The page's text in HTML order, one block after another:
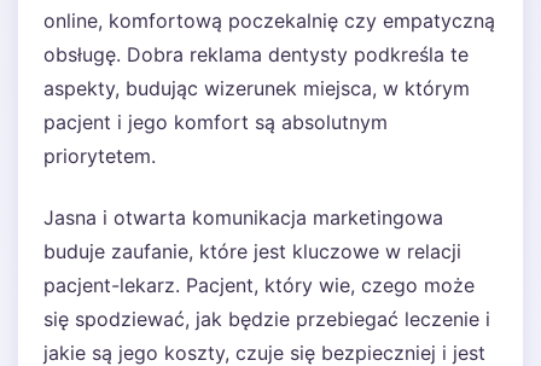
online, komfortową poczekalnię czy empatyczną
obsługę. Dobra reklama dentysty podkreśla te
aspekty, budując wizerunek miejsca, w którym
pacjent i jego komfort są absolutnym
priorytetem.
Jasna i otwarta komunikacja marketingowa
buduje zaufanie, które jest kluczowe w relacji
pacjent-lekarz. Pacjent, który wie, czego może
się spodziewać, jak będzie przebiegać leczenie i
jakie są jego koszty, czuje się bezpieczniej i jest